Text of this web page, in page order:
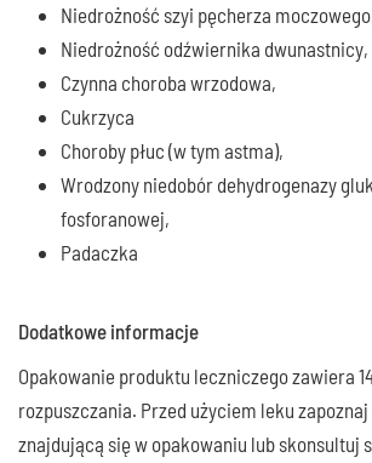
Niedrożność szyi pęcherza
Niedrożność odźwiernika dwunastnicy,
Czynna choroba wrzodowa,
Cukrzyca
Choroby płuc (w tym astma),
Wrodzony niedobór dehydrogenazy
fosforanowej,
Padaczka
Dodatkowe informacje
Opakowanie produktu leczniczego zawiera
rozpuszczania. Przed użyciem leku
znajdującą się w opakowaniu lub skonsultuj